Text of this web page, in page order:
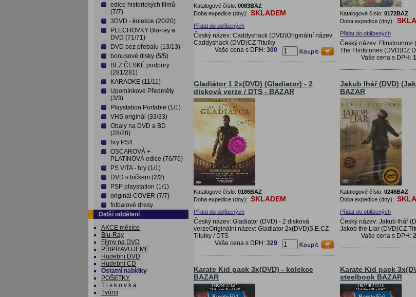
edice historických filmů
(7/7)
3DVD - kolekce (20/20)
PLECHOVKY Blu-ray a
DVD (71/71)
DVD bez přebalu (13/13)
bonusové disky (5/5)
BEZ ČESKÉ podpory
(281/281)
KARAOKE (11/11)
Upomínkové Předměty
(3/3)
Playstation Portable (1/1)
VHS originál (33/33)
Obaly na DVD a BD
(28/28)
hry PS4
OSCAROVÁ +
PLATINOVÁ edice (76/76)
PS VITA - hry (1/1)
DVD s tričkem (2/2)
PSP playstation (1/1)
originál COVER (7/7)
fotbalové dresy
Další oddělení
AKCE měsíce
Blu-Ray
Filmy na DVD
PŘIPRAVUJEME
Hudebni DVD
Hudební CD
Ostatní nabídky
POŠETKY
T i s k o v k a
Tvůrci
Katalogové číslo: 0083BAZ
Doba expedice (dny): SKLADEM
Přidat do oblíbených
Český název: Caddyshack (DVD)Originální název:
Caddyshack (DVD)CZ Titulky
Vaše cena s DPH: 300
Katalogové číslo: 0172BAZ
Doba expedice (dny):
Přidat do oblíbených
Český název: Flinstounovi
The Flintstones (DVD)CZ
Vaše cena s DPH:
Gladiátor 1 2x(DVD) (Gladiator) - 2
disková verze / DTS - BAZAR
Katalogové číslo: 0186BAZ
Doba expedice (dny): SKLADEM
Přidat do oblíbených
Český název: Gladiator (DVD) - 2 disková
verzeOriginální název: Gladiator 2x(DVD)S.E.CZ
Titulky / DTS
Vaše cena s DPH: 329
Jakub lhář (DVD)
BAZAR
Katalogové číslo: 0246BAZ
Doba expedice (dny):
Přidat do oblíbených
Český název: Jakub lhář
Jakob the Liar (DVD)CZ
Vaše cena s DPH:
Karate Kid pack 3x(DVD) - kolekce
BAZAR
Karate Kid pack
steelbook BAZAR